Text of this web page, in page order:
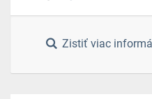
Zistiť viac